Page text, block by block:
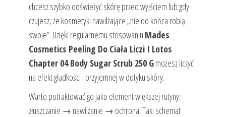
chcesz szybko odświeżyć skórę przed wyjściem lub gdy
czujesz, że kosmetyki nawilżające „nie do końca robią
swoje”. Dzięki regularnemu stosowaniu Mades
Cosmetics Peeling Do Ciała Liczi I Lotos
Chapter 04 Body Sugar Scrub 250 Gmożesz liczyć
na efekt gładkości i przyjemnej w dotyku skóry.
Warto potraktować go jako element większej rutyny:
złuszczanie → nawilżanie → ochrona. Taki schemat